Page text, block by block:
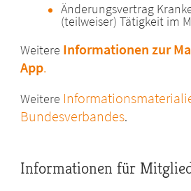
Änderungsvertrag
(teilweiser) Tätigkeit im
Weitere Informationen zur
App.
Weitere
Bundesverbandes.
Informationen für